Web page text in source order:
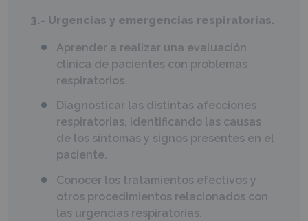
3.- Urgencias y emergencias respiratorias.
Aprender a realizar una evaluación
clínica de pacientes con problemas
respiratorios.
Diagnosticar las distintas afecciones
respiratorias, identificando las causas
de los síntomas y signos presentes en el
paciente.
Conocer los tratamientos efectivos y
otros procedimientos relacionados con
las urgencias respiratorias.